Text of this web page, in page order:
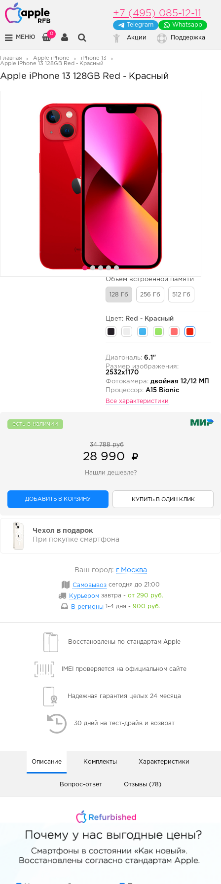
МЕНЮ
0
+7 (495) 085-12-11
Telegram Whatsapp
Акции Поддержка
Главная Apple iPhone
iPhone 13
Apple iPhone 13 128GB Red - Красный
Apple iPhone 13 128GB Red - Красный
Объем встроенной памяти
128 Гб 256 Гб 512 Гб
Цвет: Red - Красный
Диагональ: 6.1"
Размер изображения:
2532x1170
Фотокамера: двойная 12/12 МП
Процессор: A15 Bionic
Все характеристики
есть в наличии
34 788 руб
28 990
Нашли дешевле?
ДОБАВИТЬ В КОРЗИНУ КУПИТЬ В ОДИН КЛИК
Чехол в подарок
При покупке смартфона
Ваш город: г Москва
Самовывоз сегодня до 21:00
Курьером завтра - от 290 руб.
В регионы
1-4 дня - 900 руб.
Восстановлены по стандартам Apple
IMEI проверяется на официальном сайте
Надежная гарантия целых 24 месяца
30 дней на тест-драйв и возврат
Описание Комплекты Характеристики
Вопрос-ответ Отзывы (78)